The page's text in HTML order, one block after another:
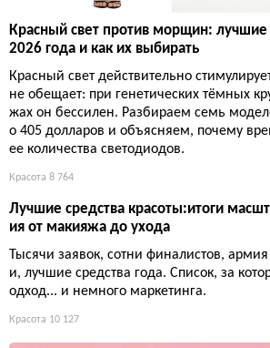
Красный свет против морщин: лучшие
2026 года и как их выбирать
Красный свет действительно
не обещает: при генетических тёмных
жах он бессилен. Разбираем семь
о 405 долларов и объясняем, почему
ее количества светодиодов.
Красота 8 764
Лучшие средства красоты:итоги
ия от макияжа до ухода
Тысячи заявок, сотни финалистов,
и, лучшие средства года. Список, за
одход... и немного маркетинга.
Красота 10 127